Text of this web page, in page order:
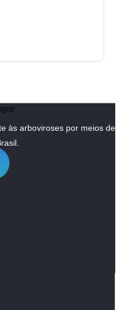
às arboviroses por meios de